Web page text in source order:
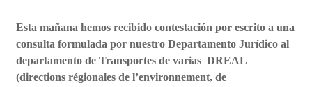
Esta mañana hemos recibido contestación por escrito a una
consulta formulada por nuestro Departamento Jurídico al
departamento de Transportes de varias DREAL
(directions régionales de l’environnement, de